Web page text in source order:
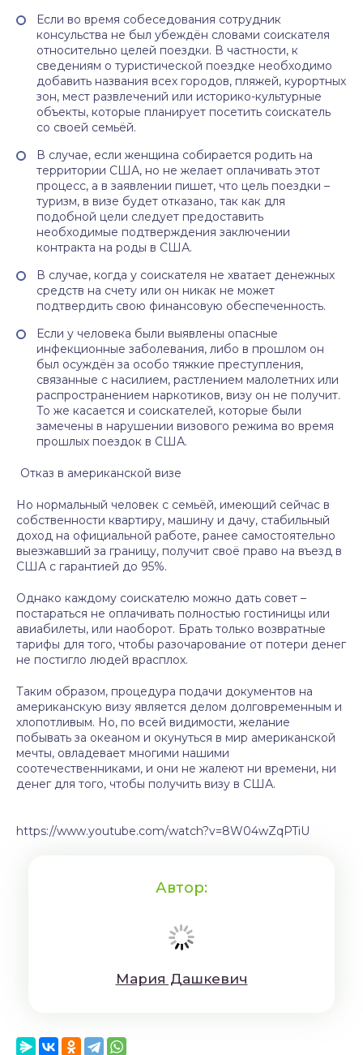
Если во время собеседования сотрудник
консульства не был убеждён словами соискателя
относительно целей поездки. В частности, к
сведениям о туристической поездке необходимо
добавить названия всех городов, пляжей, курортных
зон, мест развлечений или историко-культурные
объекты, которые планирует посетить соискатель
со своей семьёй.
В случае, если женщина собирается родить на
территории США, но не желает оплачивать этот
процесс, а в заявлении пишет, что цель поездки –
туризм, в визе будет отказано, так как для
подобной цели следует предоставить
необходимые подтверждения заключении
контракта на роды в США.
В случае, когда у соискателя не хватает денежных
средств на счету или он никак не может
подтвердить свою финансовую обеспеченность.
Если у человека были выявлены опасные
инфекционные заболевания, либо в прошлом он
был осуждён за особо тяжкие преступления,
связанные с насилием, растлением малолетних или
распространением наркотиков, визу он не получит.
То же касается и соискателей, которые были
замечены в нарушении визового режима во время
прошлых поездок в США.
Отказ в американской визе
Но нормальный человек с семьёй, имеющий сейчас в
собственности квартиру, машину и дачу, стабильный
доход на официальной работе, ранее самостоятельно
выезжавший за границу, получит своё право на въезд в
США с гарантией до 95%.
Однако каждому соискателю можно дать совет –
постараться не оплачивать полностью гостиницы или
авиабилеты, или наоборот. Брать только возвратные
тарифы для того, чтобы разочарование от потери денег
не постигло людей врасплох.
Таким образом, процедура подачи документов на
американскую визу является делом долговременным и
хлопотливым. Но, по всей видимости, желание
побывать за океаном и окунуться в мир американской
мечты, овладевает многими нашими
соотечественниками, и они не жалеют ни времени, ни
денег для того, чтобы получить визу в США.
https://www.youtube.com/watch?v=8W04wZqPTiU
Автор:
Мaрия Дaшкeвич